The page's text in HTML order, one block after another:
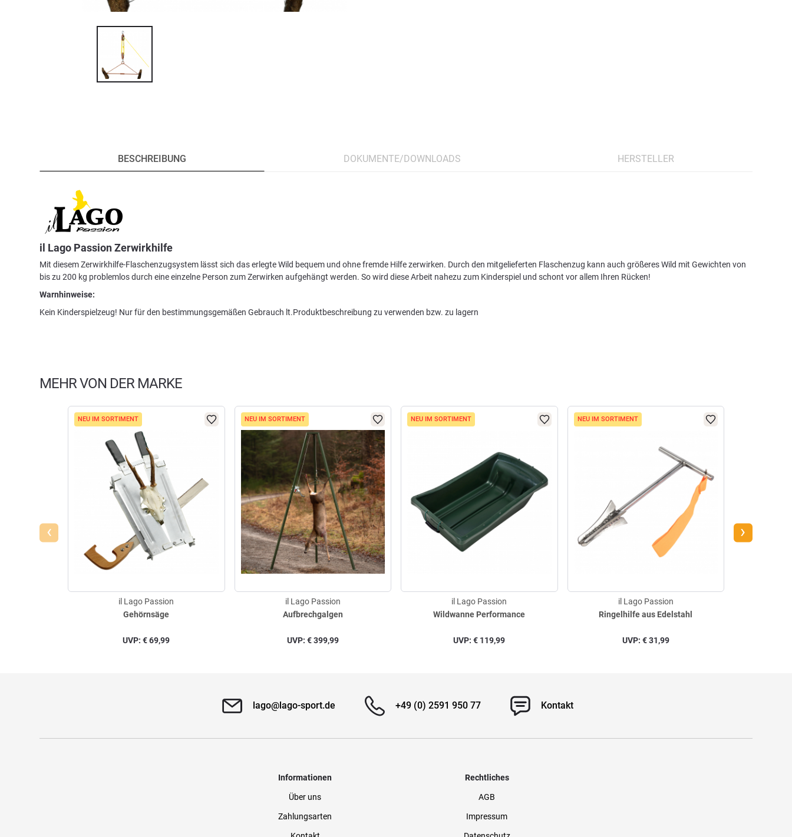
BESCHREIBUNG DOKUMENTE/DOWNLOADS HERSTELLER
il Lago Passion Zerwirkhilfe
Mit diesem Zerwirkhilfe-Flaschenzugsystem lässt sich das erlegte Wild bequem und ohne fremde Hilfe zerwirken. Durch den mitgelieferten Flaschenzug kann auch größeres Wild mit Gewichten von
bis zu 200 kg problemlos durch eine einzelne Person zum Zerwirken aufgehängt werden. So wird diese Arbeit nahezu zum Kinderspiel und schont vor allem Ihren Rücken!
Warnhinweise:
Kein Kinderspielzeug! Nur für den bestimmungsgemäßen Gebrauch lt.Produktbeschreibung zu verwenden bzw. zu lagern
MEHR VON DER MARKE
NEU IM SORTIMENT
Gehörnsäge
il Lago Passion
UVP: €69,99
NEU IM SORTIMENT
Aufbrechgalgen
il Lago Passion
UVP: €399,99
NEU IM SORTIMENT
Wildwanne Performance
il Lago Passion
UVP: € 119,99
NEU IM SORTIMENT
Ringelhilfe aus Edelstahl
il Lago Passion
UVP: €31,99
‹ ›
lago@lago-sport.de +49 (0) 2591 950 77 Kontakt
Informationen
Über uns
Zahlungsarten
Rechtliches
AGB
Impressum